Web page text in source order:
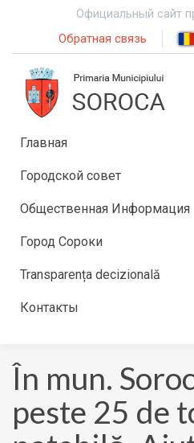
Официальный сайт
Обратная связь
Главная
Городской совет
Общественная Информация
Город Сороки
Transparența decizională
Контакты
În mun.
peste 25 de